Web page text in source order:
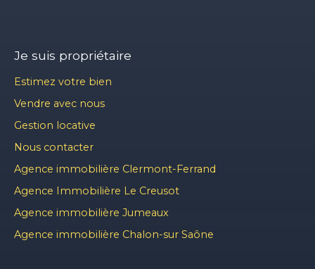
Je suis propriétaire
Estimez votre bien
Vendre avec nous
Gestion locative
Nous contacter
Agence immobilière Clermont-Ferrand
Agence Immobilière Le Creusot
Agence immobilière Jumeaux
Agence immobilière Chalon-sur Saône